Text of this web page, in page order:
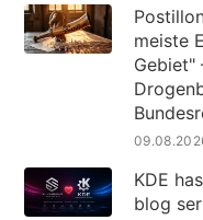
meiste
Gebiet"
KDE
blog